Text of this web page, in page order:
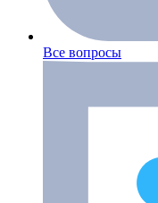
Все вопросы